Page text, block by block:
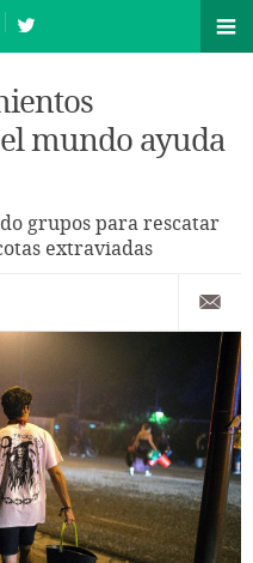
mundo ayuda
grupos para rescatar
extraviadas